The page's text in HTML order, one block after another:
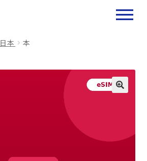
日本 本